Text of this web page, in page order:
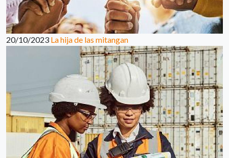
20/10/2023 La hija de las mitangan